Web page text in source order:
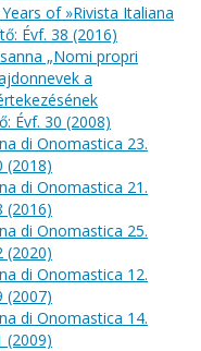
of »Rivista Italiana
Évf. 38 (2016)
„Nomi propri
a
Évf. 30 (2008)
di Onomastica 23.
(2018)
di Onomastica 21.
(2016)
di Onomastica 25.
(2020)
di Onomastica 12.
(2007)
di Onomastica 14.
(2009)